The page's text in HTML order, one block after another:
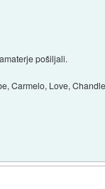
pošiljali.
Carmelo, Love,